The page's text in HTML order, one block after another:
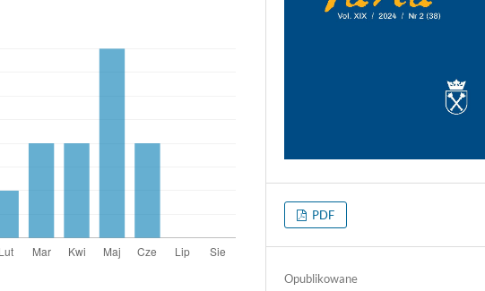
PDF
Opublikowane